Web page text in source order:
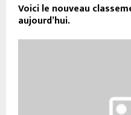
Voici le nouveau
aujourd’hui.